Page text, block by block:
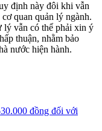
định này đôi khi vẫn
quan quản lý ngành.
lý vẫn có thể phải xin ý
thuận, nhằm bảo
nước hiện hành.
đồng đối với